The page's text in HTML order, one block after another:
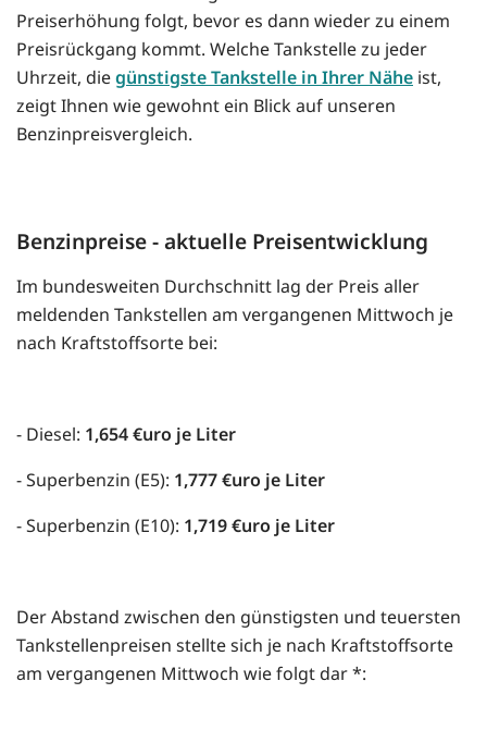
Preiserhöhung folgt, bevor es dann wieder zu einem
Preisrückgang kommt. Welche Tankstelle zu jeder
Uhrzeit, diegünstigste Tankstelle in Ihrer Nähe ist,
zeigt Ihnen wie gewohnt ein Blick auf unseren
Benzinpreisvergleich.
Benzinpreise - aktuelle Preisentwicklung
Im bundesweiten Durchschnitt lag der Preis aller
meldenden Tankstellen am vergangenen Mittwoch je
nach Kraftstoffsorte bei:
- Diesel: 1,654 €uro je Liter
- Superbenzin (E5): 1,777 €uro je Liter
- Superbenzin (E10): 1,719 €uro je Liter
Der Abstand zwischen den günstigsten und teuersten
Tankstellenpreisen stellte sich je nach Kraftstoffsorte
am vergangenen Mittwoch wie folgt dar *: